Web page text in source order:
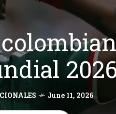
June 11, 2026